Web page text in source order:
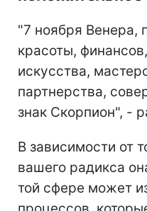
"7 ноября Венера,
красоты,
искусства,
партнерства,
знак Скорпион", -
В зависимости от
вашего радикса
той сфере может